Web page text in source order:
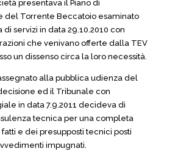
presentava il Piano di
del Torrente Beccatoio esaminato
servizi in data 29.10.2010 con
che venivano offerte dalla TEV
un dissenso circa la loro necessità.
alla pubblica udienza del
ed il Tribunale con
in data 7.9.2011 decideva di
tecnica per una completa
e dei presupposti tecnici posti
impugnati.